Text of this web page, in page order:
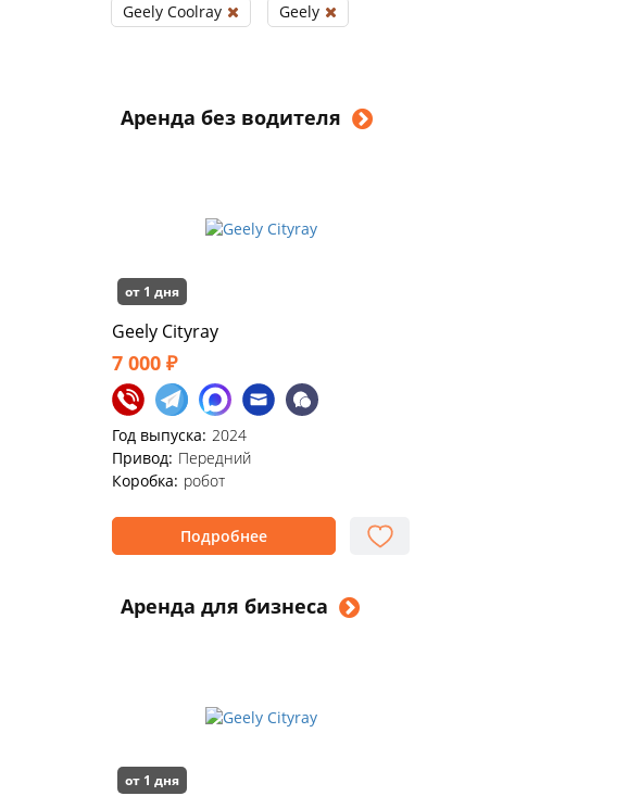
Аренда без водителя
от 1 дня
Geely Cityray
7 000 ₽
Год выпуска: 2024
Привод: Передний
Коробка: робот
Подробнее
Аренда для бизнеса
от 1 дня
Geely Coolray Geely